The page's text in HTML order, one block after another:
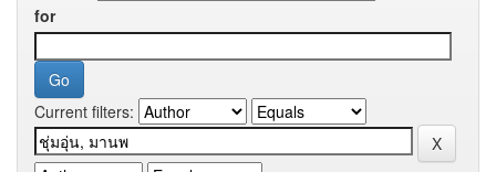
for
Current filters: